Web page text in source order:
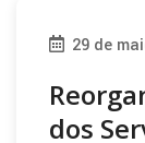
29 de
dos